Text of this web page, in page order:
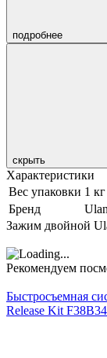
подробнее
скрыть
Характеристики
Вес упаковки 1 кг
Бренд
Зажим двойной
Рекомендуем
Быстросъемная
Release Kit